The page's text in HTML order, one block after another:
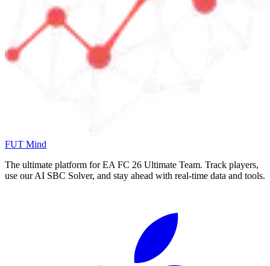
FUT Mind
The ultimate platform for EA FC 26 Ultimate Team. Track players,
use our AI SBC Solver, and stay ahead with real-time data and tools.